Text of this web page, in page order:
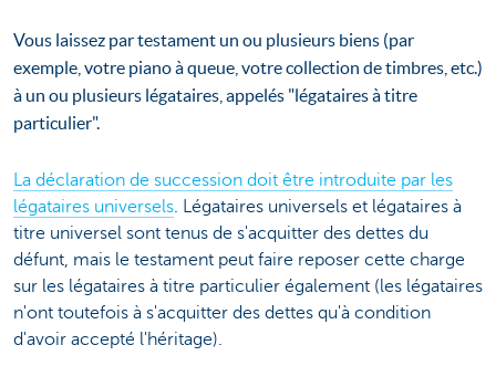
Vous laissez par testament un ou plusieurs biens (par
exemple, votre piano à queue, votre collection de timbres, etc.)
à un ou plusieurs légataires, appelés "légataires à titre
particulier".
La déclaration de succession doit être introduite par les
légataires universels. Légataires universels et légataires à
titre universel sont tenus de s'acquitter des dettes du
défunt, mais le testament peut faire reposer cette charge
sur les légataires à titre particulier également (les légataires
n'ont toutefois à s'acquitter des dettes qu'à condition
d'avoir accepté l'héritage).